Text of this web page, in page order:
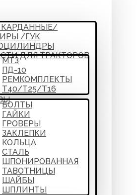
/ГУК
ДЛЯ ТРАКТОРОВ
МТЗ
ПД-10
РЕМКОМПЛЕКТЫ
Т40/Т25/Т16
БОЛТЫ
ГАЙКИ
ГРОВЕРЫ
ЗАКЛЕПКИ
КОЛЬЦА
СТАЛЬ
ШПОНИРОВАННАЯ
ТАВОТНИЦЫ
ШАЙБЫ
ШПЛИНТЫ